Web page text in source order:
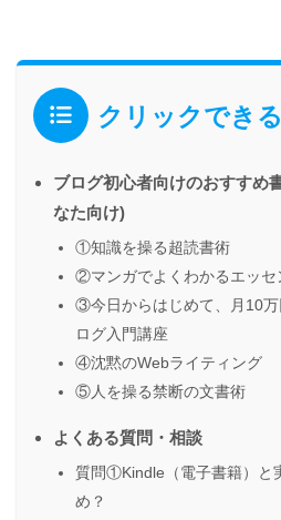
クリックでき
ブログ初心者向けのおすすめ
なた向け)
①知識を操る超読書術
②マンガでよくわかるエッセ
③今日からはじめて、月10
ログ入門講座
④沈黙のWebライティング
⑤人を操る禁断の文書術
よくある質問・相談
質問①Kindle（電子書籍）と
め？